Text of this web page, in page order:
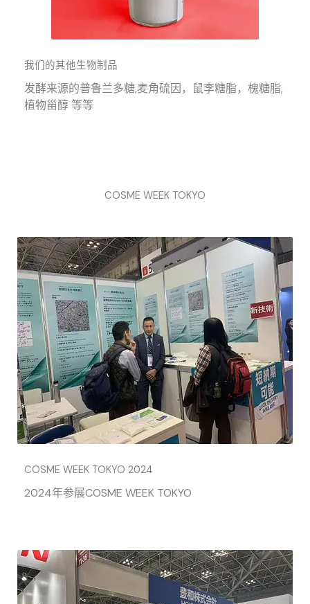
我们的其他生物制品
发酵来源的普鲁兰多糖,麦角硫因，鼠李糖脂，槐糖脂,
植物甾醇 等等
COSME WEEK TOKYO
COSME WEEK TOKYO 2024
2024年参展COSME WEEK TOKYO